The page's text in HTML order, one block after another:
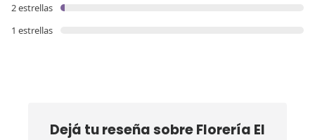
2 estrellas
1 estrellas
Dejá tu reseña sobreFlorería El